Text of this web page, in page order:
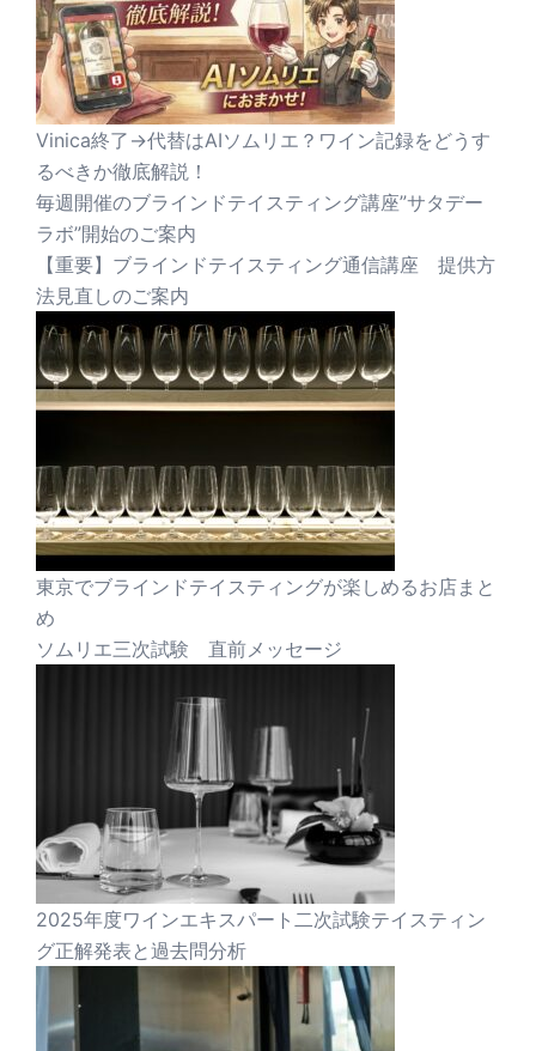
Vinica終了→代替はAIソムリエ？ワイン記録をどうす
るべきか徹底解説！
毎週開催のブラインドテイスティング講座”サタデー
ラボ”開始のご案内
【重要】ブラインドテイスティング通信講座 提供方
法見直しのご案内
東京でブラインドテイスティングが楽しめるお店まと
め
ソムリエ三次試験 直前メッセージ
2025年度ワインエキスパート二次試験テイスティン
グ正解発表と過去問分析